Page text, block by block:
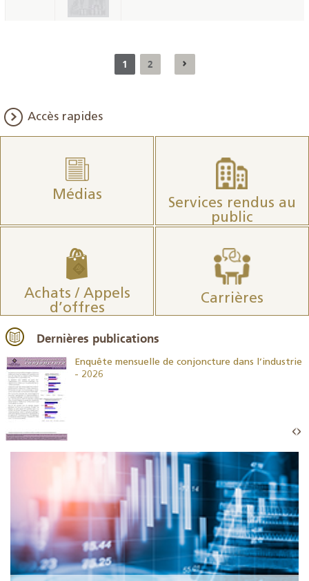
1 2
Accès rapides
Médias
Services rendus au
public
Achats / Appels
d’offres
Carrières
Dernières publications
Enquête mensuelle de conjoncture dans l’industrie
- 2026